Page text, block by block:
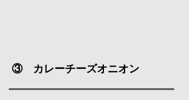
③ カレーチーズオニオン